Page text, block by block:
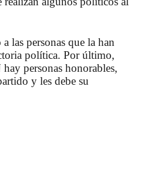
las personas que la han
política. Por último,
personas honorables,
y les debe su